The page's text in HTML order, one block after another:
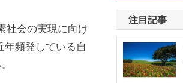
社会の実現に向け
年頻発している自
注目記事